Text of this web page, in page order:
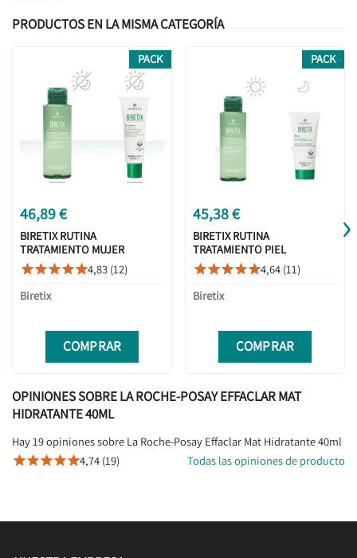
PRODUCTOS EN LA MISMA CATEGORÍA
46,89 €
BIRETIX RUTINA
TRATAMIENTO MUJER
ADULTA ACNE OIL
CONTROL 100ML +
TRIACTIVE 50ML
4,83 (12)
Biretix
COMPRAR
PACK
45,38 €
BIRETIX RUTINA
TRATAMIENTO PIEL
ACNEICA LEVE OIL
CONTROL 100ML +
DUO 30ML
4,64 (11)
Biretix
COMPRAR
PACK
›
OPINIONES SOBRE LA ROCHE-POSAY EFFACLAR MAT
HIDRATANTE 40ML
Hay 19 opiniones sobre La Roche-Posay Effaclar Mat Hidratante 40ml
4,74 (19) Todas las opiniones de producto